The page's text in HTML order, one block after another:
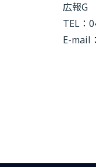
広報G
TEL：
E-mail：